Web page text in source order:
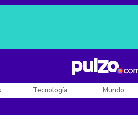
Posesión de De la Espriella
Tecnología Mundo